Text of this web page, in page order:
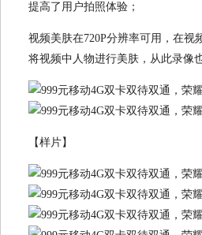
提高了用户拍照体验；
视频美肤在720P分辨率可用，在视
将视频中人物进行美肤，从此录像
【样片】